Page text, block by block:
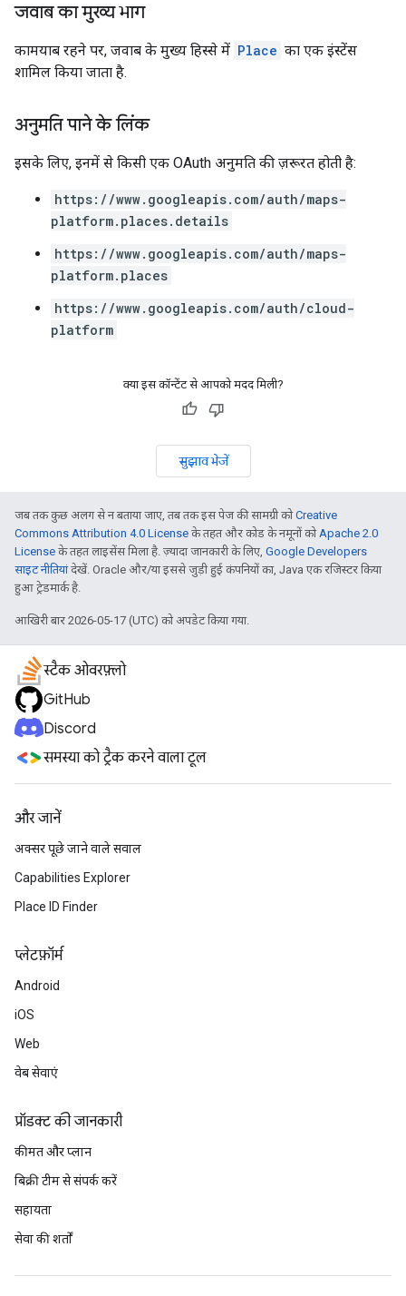
जवाब का मुख्य भाग
कामयाब रहने पर, जवाब के मुख्य हिस्से में Place का एक इंस्टेंस
शामिल किया जाता है.
अनुमति पाने के लिंक
इसके लिए, इनमें से किसी एक OAuth अनुमति की ज़रूरत होती है:
https://www.googleapis.com/auth/maps-
platform.places.details
https://www.googleapis.com/auth/maps-
platform.places
https://www.googleapis.com/auth/cloud-
platform
क्या इस कॉन्टेंट से आपको मदद मिली?
सुझाव भेजें
जब तक कुछ अलग से न बताया जाए, तब तक इस पेज की सामग्री कोCreative
Commons Attribution 4.0 License के तहत और कोड के नमूनों कोApache 2.0
License के तहत लाइसेंस मिला है. ज़्यादा जानकारी के लिए, Google Developers
साइट नीतियांदेखें. Oracle और/या इससे जुड़ी हुई कंपनियों का, Java एक रजिस्टर किया
हुआ ट्रेडमार्क है.
आखिरी बार 2026-05-17 (UTC) को अपडेट किया गया.
स्टैक ओवरफ़्लो
GitHub
Discord
समस्या को ट्रैक करने वाला टूल
और जानें
अक्सर पूछे जाने वाले सवाल
Capabilities Explorer
Place ID Finder
प्‍लेटफ़ॉर्म
Android
iOS
Web
वेब सेवाएं
प्रॉडक्ट की जानकारी
कीमत और प्लान
बिक्री टीम से संपर्क करें
सहायता
सेवा की शर्तों